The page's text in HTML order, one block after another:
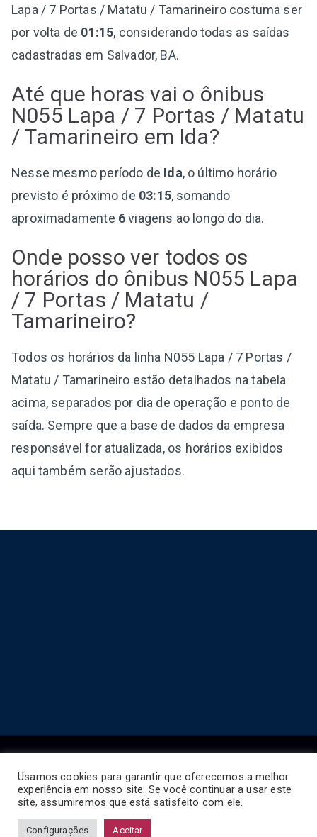
Lapa / 7 Portas / Matatu / Tamarineiro costuma ser
por volta de 01:15, considerando todas as saídas
cadastradas em Salvador, BA.
Até que horas vai o ônibus
N055 Lapa / 7 Portas / Matatu
/ Tamarineiro em Ida?
Nesse mesmo período de Ida, o último horário
previsto é próximo de 03:15, somando
aproximadamente 6viagens ao longo do dia.
Onde posso ver todos os
horários do ônibus N055 Lapa
/ 7 Portas / Matatu /
Tamarineiro?
Todos os horários da linha N055 Lapa / 7 Portas /
Matatu / Tamarineiro estão detalhados na tabela
acima, separados por dia de operação e ponto de
saída. Sempre que a base de dados da empresa
responsável for atualizada, os horários exibidos
aqui também serão ajustados.
Copyright © 2026 Horário de Ônibus BR
Usamos cookies para garantir que oferecemos a melhor
experiência em nosso site. Se você continuar a usar este
site, assumiremos que está satisfeito com ele.
Configurações Aceitar